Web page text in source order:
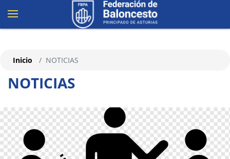
NOTICIAS
Inicio NOTICIAS